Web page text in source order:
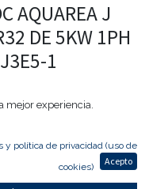
AQUAREA J
DE 5KW 1PH
1
mejor experiencia.
y política de privacidad (uso de
cookies)
Acepto